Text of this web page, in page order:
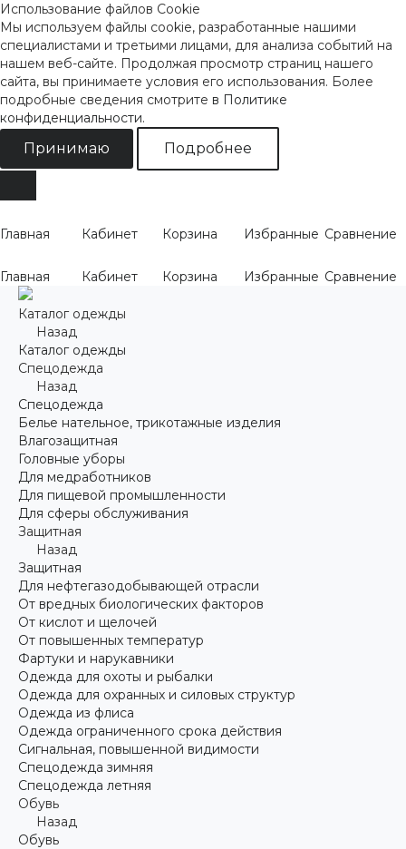
Использование файлов Cookie
Мы используем файлы cookie, разработанные нашими
специалистами и третьими лицами, для анализа событий на
нашем веб-сайте. Продолжая просмотр страниц нашего
сайта, вы принимаете условия его использования. Более
подробные сведения смотрите в Политике
конфиденциальности.
Принимаю Подробнее
Главная Кабинет Корзина Избранные Сравнение
Главная Кабинет Корзина Избранные Сравнение
Каталог одежды
Назад
Каталог одежды
Спецодежда
Назад
Спецодежда
Белье нательное, трикотажные изделия
Влагозащитная
Головные уборы
Для медработников
Для пищевой промышленности
Для сферы обслуживания
Защитная
Назад
Защитная
Для нефтегазодобывающей отрасли
От вредных биологических факторов
От кислот и щелочей
От повышенных температур
Фартуки и нарукавники
Одежда для охоты и рыбалки
Одежда для охранных и силовых структур
Одежда из флиса
Одежда ограниченного срока действия
Сигнальная, повышенной видимости
Спецодежда зимняя
Спецодежда летняя
Обувь
Назад
Обувь